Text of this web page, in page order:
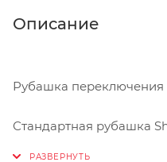
Описание
Рубашка переключения
Стандартная рубашка